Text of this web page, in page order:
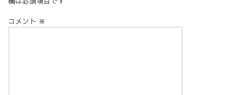
コメント ※